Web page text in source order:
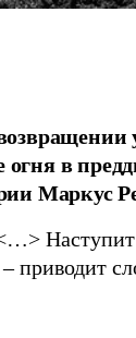
в
Маркус
приводит